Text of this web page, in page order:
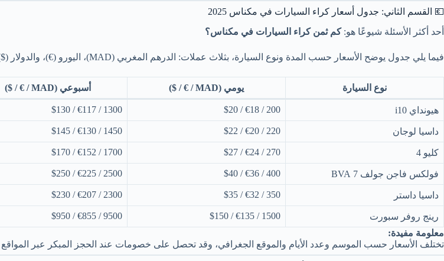
💶 القسم الثاني: جدول أسعار كراء السيارات في مكناس 2025
أحد أكثر الأسئلة شيوعًا هو:كم ثمن كراء السيارات في مكناس؟
فيما يلي جدول يوضح الأسعار حسب المدة ونوع السيارة، بثلاث عملات: الدرهم المغربي (MAD)، اليورو (€)، والدولار ($):
نوع السيارة يومي (MAD / € / $) أسبوعي (MAD / € / $)
هيونداي i10 200 / €18 / $20
1300 / €117 / $130
داسيا لوجان 220 / €20 / $22
1450 / €130 / $145
كليو 4 270 / €24 / $27
1700 / €152 / $170
فولكس فاجن جولف 7 BVA 400 / €36 / $40
2500 / €225 / $250
داسيا داستر 350 / €32 / $35
2300 / €207 / $230
رينج روفر سبورت 1500 / €135 / $150
9500 / €855 / $950
معلومة مفيدة:
تختلف الأسعار حسب الموسم وعدد الأيام والموقع الجغرافي، وقد تحصل على خصومات عند الحجز المبكر عبر